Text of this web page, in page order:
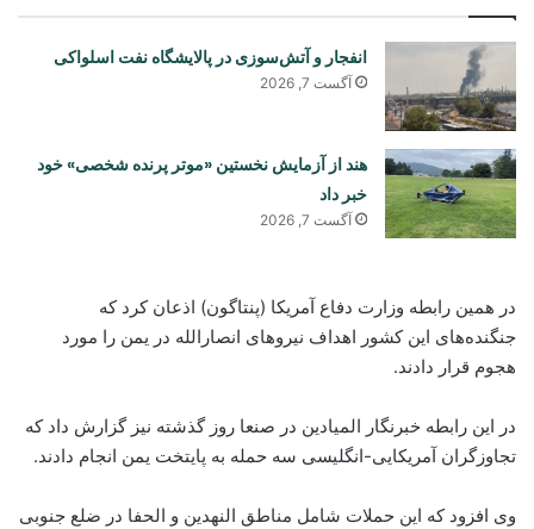
انفجار و آتش‌سوزی در پالایشگاه نفت اسلواکی
آگست 7, 2026
هند از آزمایش نخستین «موتر پرنده شخصی» خود
خبر داد
آگست 7, 2026
در همین رابطه وزارت دفاع آمریکا (پنتاگون) اذعان کرد که
جنگنده‌های این کشور اهداف نیروهای انصارالله در یمن را مورد
هجوم قرار دادند.
در این رابطه خبرنگار المیادین در صنعا روز گذشته نیز گزارش داد که
تجاوزگران آمریکایی-انگلیسی سه حمله به پایتخت یمن انجام دادند.
وی افزود که این حملات شامل مناطق النهدین و الحفا در ضلع جنوبی